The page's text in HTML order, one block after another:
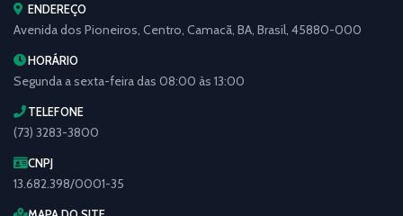
ENDEREÇO
Avenida dos Pioneiros, Centro, Camacã, BA, Brasil, 45880-000
HORÁRIO
Segunda a sexta-feira das 08:00 às 13:00
TELEFONE
(73) 3283-3800
CNPJ
13.682.398/0001-35